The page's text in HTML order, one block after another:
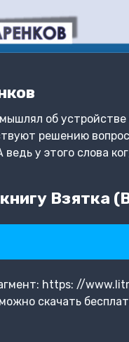
об
решению
ведь у этого слова
Взятка
https: //
скачать